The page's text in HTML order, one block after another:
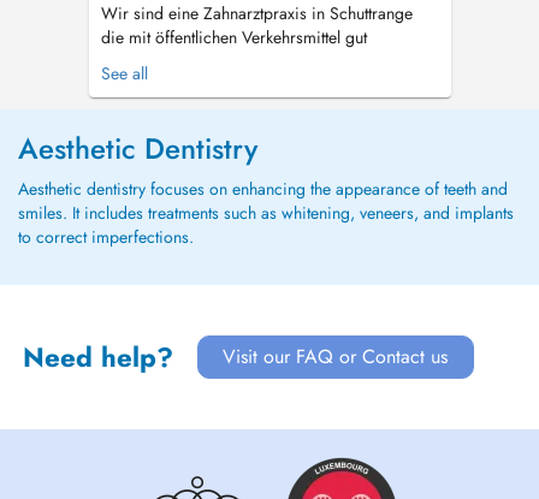
Wir sind eine Zahnarztpraxis in Schuttrange
die mit öffentlichen Verkehrsmittel gut
erreichbar ist und über Parkplätze verfügt. Wir
haben einen behindertengerechten Aufzug.
Relaxationstherapie für Angstpatienten. Notre
cabinet dentaire est situé à Shu...
See all
Aesthetic Dentistry
Aesthetic dentistry focuses on enhancing the appearance of teeth and
smiles. It includes treatments such as whitening, veneers, and implants
to correct imperfections.
Need help? Visit our FAQ or Contact us